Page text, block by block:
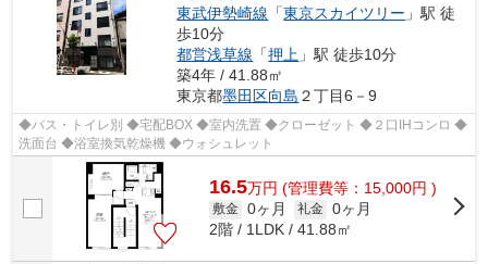
東武伊勢崎線 「東京スカイツリー 」駅 徒
歩10分
都営浅草線 「押上 」駅 徒歩10分
築4年 / 41.88㎡
東京都墨田区向島 ２丁目6－9
◆バス・トイレ別 ◆宅配BOX ◆室内洗置 ◆クローゼット ◆２口IHコンロ ◆
洗面台 ◆浴室換気乾燥機 ◆ウォシュレット
16.5万円 (管理費等：15,000円 )
敷金 0ヶ月 礼金 0ヶ月
2階 / 1LDK / 41.88㎡